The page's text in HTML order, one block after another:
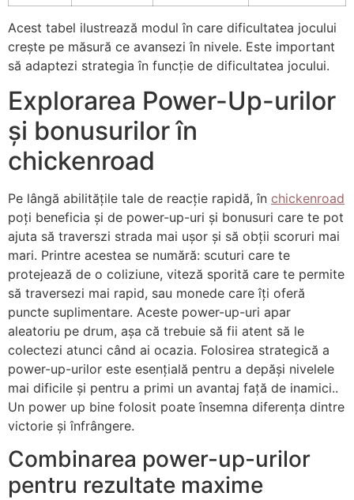
Acest tabel ilustrează modul în care dificultatea jocului
crește pe măsură ce avansezi în nivele. Este important
să adaptezi strategia în funcție de dificultatea jocului.
Explorarea Power-Up-urilor
și bonusurilor în
chickenroad
Pe lângă abilitățile tale de reacție rapidă, în chickenroad
poți beneficia și de power-up-uri și bonusuri care te pot
ajuta să traverszi strada mai ușor și să obții scoruri mai
mari. Printre acestea se numără: scuturi care te
protejează de o coliziune, viteză sporită care te permite
să traversezi mai rapid, sau monede care îți oferă
puncte suplimentare. Aceste power-up-uri apar
aleatoriu pe drum, așa că trebuie să fii atent să le
colectezi atunci când ai ocazia. Folosirea strategică a
power-up-urilor este esențială pentru a depăși nivelele
mai dificile și pentru a primi un avantaj față de inamici..
Un power up bine folosit poate însemna diferența dintre
victorie și înfrângere.
Combinarea power-up-urilor
pentru rezultate maxime